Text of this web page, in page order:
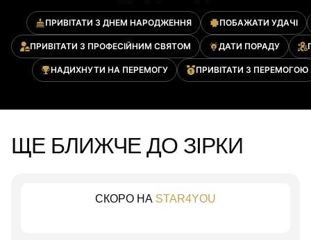
ПРИВІТАТИ З ДНЕМ НАРОДЖЕННЯ ПОБАЖАТИ УДАЧІ
ПРИВІТАТИ З ПРОФЕСІЙНИМ СВЯТОМ ДАТИ ПОРАДУ
НАДИХНУТИ НА ПЕРЕМОГУ ПРИВІТАТИ З ПЕРЕМОГОЮ
ЩЕ БЛИЖЧЕ ДО ЗІРКИ
СКОРО НА STAR4YOU